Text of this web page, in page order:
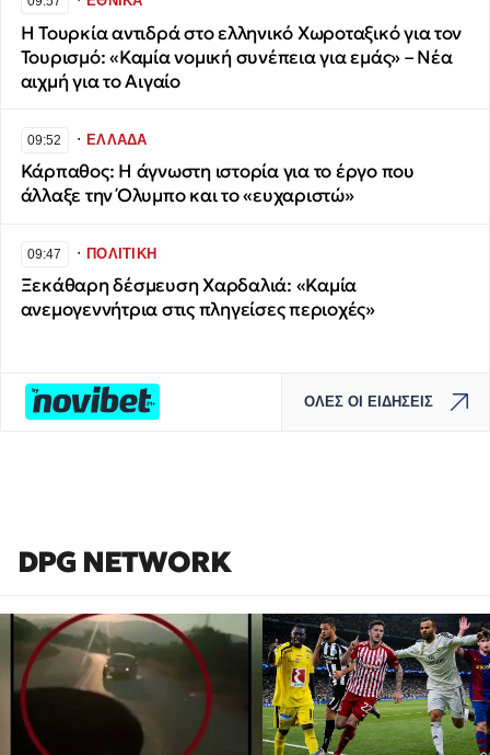
Η Τουρκία αντιδρά στο ελληνικό Χωροταξικό για τον
Τουρισμό: «Καμία νομική συνέπεια για εμάς» – Νέα
αιχμή για το Αιγαίο
09:52 ∙ΕΛΛΑΔΑ
Κάρπαθος: Η άγνωστη ιστορία για το έργο που
άλλαξε την Όλυμπο και το «ευχαριστώ»
09:47 ∙ΠΟΛΙΤΙΚΗ
Ξεκάθαρη δέσμευση Χαρδαλιά: «Καμία
ανεμογεννήτρια στις πληγείσες περιοχές»
ΟΛΕΣ ΟΙ ΕΙΔΗΣΕΙΣ
DPG NETWORK